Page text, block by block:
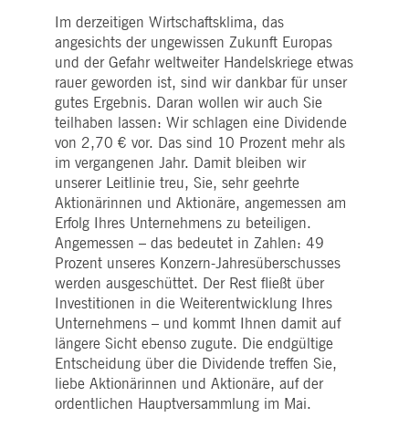
Im derzeitigen Wirtschaftsklima, das
angesichts der ungewissen Zukunft Europas
und der Gefahr weltweiter Handelskriege etwas
rauer geworden ist, sind wir dankbar für unser
gutes Ergebnis. Daran wollen wir auch Sie
teilhaben lassen: Wir schlagen eine Dividende
von 2,70 € vor. Das sind 10 Prozent mehr als
im vergangenen Jahr. Damit bleiben wir
unserer Leitlinie treu, Sie, sehr geehrte
Aktionärinnen und Aktionäre, angemessen am
Erfolg Ihres Unternehmens zu beteiligen.
Angemessen – das bedeutet in Zahlen: 49
Prozent unseres Konzern-Jahresüberschusses
werden ausgeschüttet. Der Rest fließt über
Investitionen in die Weiterentwicklung Ihres
Unternehmens – und kommt Ihnen damit auf
längere Sicht ebenso zugute. Die endgültige
Entscheidung über die Dividende treffen Sie,
liebe Aktionärinnen und Aktionäre, auf der
ordentlichen Hauptversammlung im Mai.